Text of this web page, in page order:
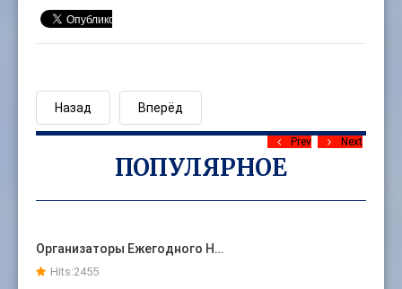
Назад Вперёд
ПОПУЛЯРНОЕ
Prev Next
Организаторы Ежегодного Н…
Hits:2455